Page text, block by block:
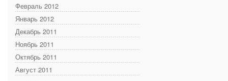
Февраль 2012
Январь 2012
Декабрь 2011
Ноябрь 2011
Октябрь 2011
Август 2011